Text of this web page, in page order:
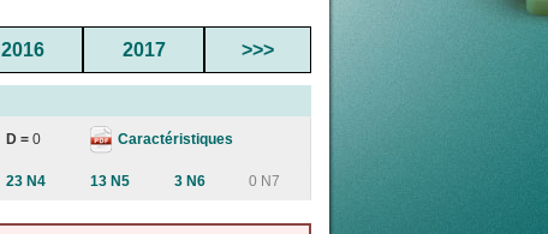
2016 2017 >>>
D = 0 Caractéristiques
23 N4 13 N5 3 N6 0 N7